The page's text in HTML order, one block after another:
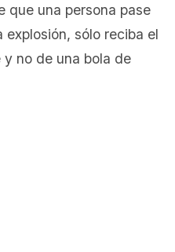
que una persona pase
explosión, sólo reciba el
no de una bola de